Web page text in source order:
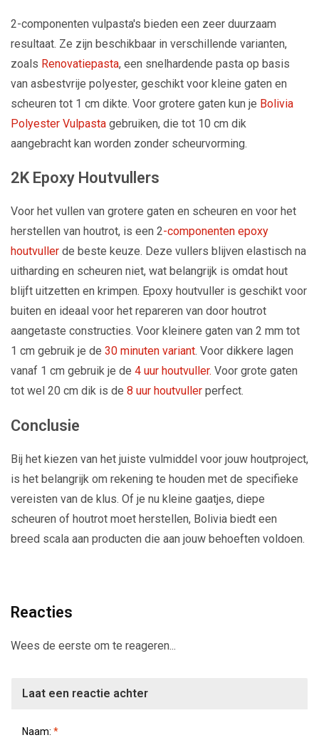
2-componenten vulpasta's bieden een zeer duurzaam
resultaat. Ze zijn beschikbaar in verschillende varianten,
zoals Renovatiepasta, een snelhardende pasta op basis
van asbestvrije polyester, geschikt voor kleine gaten en
scheuren tot 1 cm dikte. Voor grotere gaten kun je Bolivia
Polyester Vulpasta gebruiken, die tot 10 cm dik
aangebracht kan worden zonder scheurvorming.
2K Epoxy Houtvullers
Voor het vullen van grotere gaten en scheuren en voor het
herstellen van houtrot, is een 2-componenten epoxy
houtvuller de beste keuze. Deze vullers blijven elastisch na
uitharding en scheuren niet, wat belangrijk is omdat hout
blijft uitzetten en krimpen. Epoxy houtvuller is geschikt voor
buiten en ideaal voor het repareren van door houtrot
aangetaste constructies. Voor kleinere gaten van 2 mm tot
1 cm gebruik je de 30 minuten variant. Voor dikkere lagen
vanaf 1 cm gebruik je de 4 uur houtvuller. Voor grote gaten
tot wel 20 cm dik is de 8 uur houtvuller perfect.
Conclusie
Bij het kiezen van het juiste vulmiddel voor jouw houtproject,
is het belangrijk om rekening te houden met de specifieke
vereisten van de klus. Of je nu kleine gaatjes, diepe
scheuren of houtrot moet herstellen, Bolivia biedt een
breed scala aan producten die aan jouw behoeften voldoen.
Reacties
Wees de eerste om te reageren...
Laat een reactie achter
Naam: *